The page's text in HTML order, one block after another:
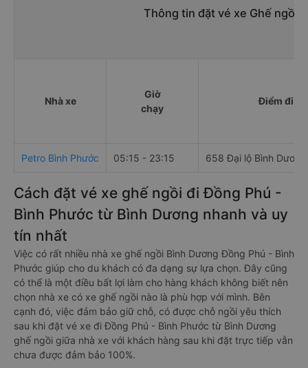
Thông tin đặt vé xe Ghế ngồi
Nhà xe
Giờ
chạy
Điểm đi
Petro Bình Phước 05:15 - 23:15 658 Đại lộ Bình Dương
Cách đặt vé xe ghế ngồi đi Đồng Phú -
Bình Phước từ Bình Dương nhanh và uy
tín nhất
Việc có rất nhiều nhà xe ghế ngồi Bình Dương Đồng Phú - Bình
Phước giúp cho du khách có đa dạng sự lựa chọn. Đây cũng
có thể là một điều bất lợi làm cho hàng khách không biết nên
chọn nhà xe có xe ghế ngồi nào là phù hợp với mình. Bên
cạnh đó, việc đảm bảo giữ chỗ, có được chỗ ngồi yêu thích
sau khi đặt vé xe đi Đồng Phú - Bình Phước từ Bình Dương
ghế ngồi giữa nhà xe với khách hàng sau khi đặt trực tiếp vẫn
chưa được đảm bảo 100%.